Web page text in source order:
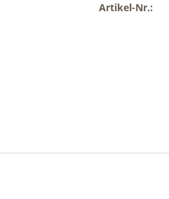
Artikel-Nr.: